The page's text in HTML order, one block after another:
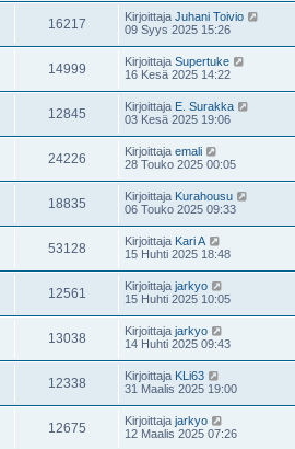
16217 Kirjoittaja Juhani Toivio
09 Syys 2025 15:26
14999 Kirjoittaja Supertuke
16 Kesä 2025 14:22
12845 Kirjoittaja E. Surakka
03 Kesä 2025 19:06
24226 Kirjoittaja emali
28 Touko 2025 00:05
18835 Kirjoittaja Kurahousu
06 Touko 2025 09:33
53128 Kirjoittaja Kari A
15 Huhti 2025 18:48
12561 Kirjoittaja jarkyo
15 Huhti 2025 10:05
13038 Kirjoittaja jarkyo
14 Huhti 2025 09:43
12338 Kirjoittaja KLi63
31 Maalis 2025 19:00
12675 Kirjoittaja jarkyo
12 Maalis 2025 07:26